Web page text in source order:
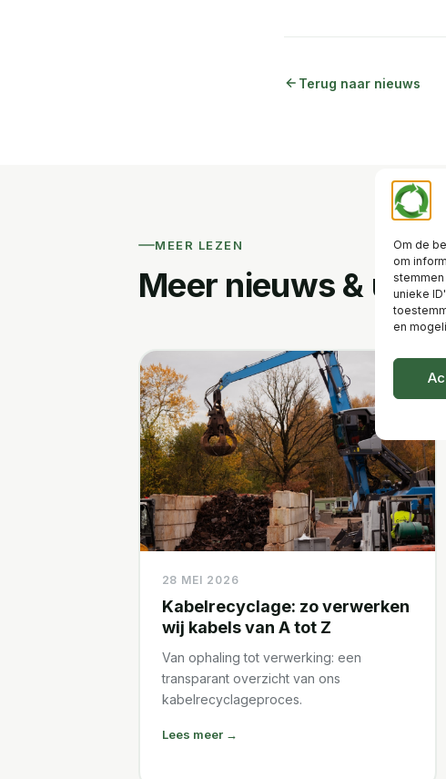
Om de
om
unieke
en
Terug naar nieuws
MEER LEZEN
Meer nieuws &
28 MEI 2026
Kabelrecyclage: zo verwerken
wij kabels van A tot Z
Van ophaling tot verwerking: een
transparant overzicht van ons
kabelrecyclageproces.
Lees meer →